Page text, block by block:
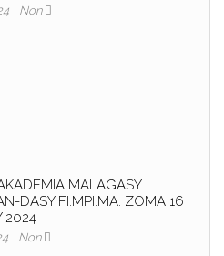
Non
MALAGASY
DASY FI.MPI.MA. ZOMA 16
2024
Non